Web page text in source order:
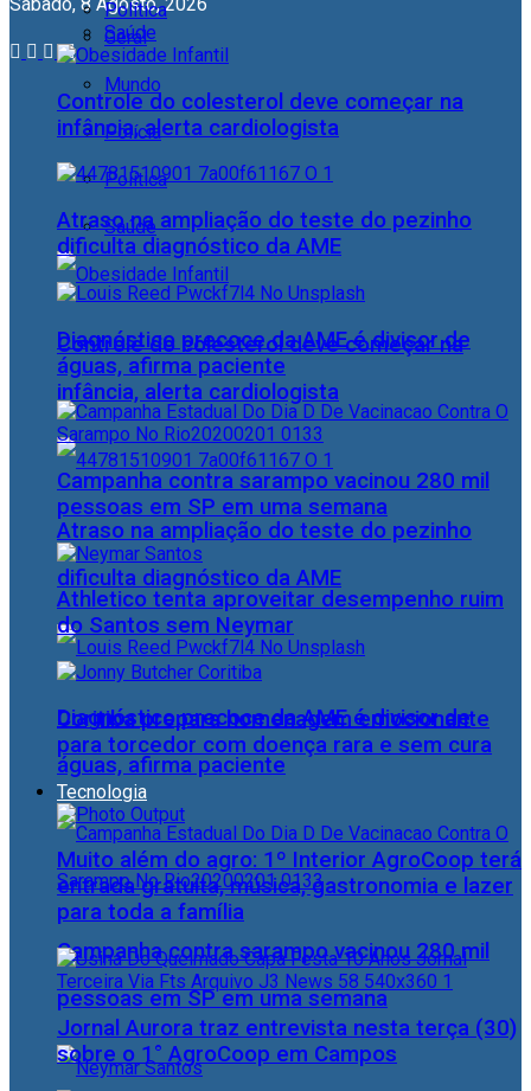
Geral
Mundo
Polícia
Política
Saúde
Controle do colesterol deve começar na
infância, alerta cardiologista
Atraso na ampliação do teste do pezinho
dificulta diagnóstico da AME
Diagnóstico precoce da AME é divisor de
águas, afirma paciente
Campanha contra sarampo vacinou 280 mil
pessoas em SP em uma semana
Política
Saúde
Controle do colesterol deve começar na
infância, alerta cardiologista
Atraso na ampliação do teste do pezinho
dificulta diagnóstico da AME
Diagnóstico precoce da AME é divisor de
águas, afirma paciente
Campanha contra sarampo vacinou 280 mil
pessoas em SP em uma semana
Athletico tenta aproveitar desempenho ruim
do Santos sem Neymar
Coritiba prepara homenagem emocionante
para torcedor com doença rara e sem cura
Tecnologia
Muito além do agro: 1º Interior AgroCoop terá
entrada gratuita, música, gastronomia e lazer
para toda a família
Jornal Aurora traz entrevista nesta terça (30)
sobre o 1° AgroCoop em Campos